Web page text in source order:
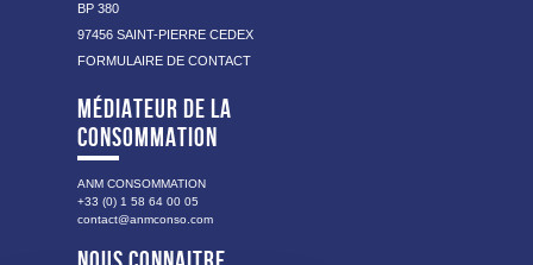
BP 380
97456 SAINT-PIERRE CEDEX
FORMULAIRE DE CONTACT
MÉDIATEUR DE LA
CONSOMMATION
ANM CONSOMMATION
+33 (0) 1 58 64 00 05
contact@anmconso.com